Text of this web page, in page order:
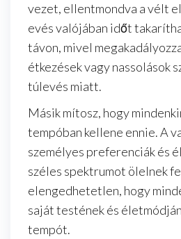
vezet, ellentmondva a vélt
evés valójában időt
távon, mivel
étkezések vagy nassolások
túlevés miatt.
Másik mítosz, hogy
tempóban kellene ennie. A
személyes preferenciák és
széles spektrumot ölelnek
elengedhetetlen, hogy
saját testének és
tempót.